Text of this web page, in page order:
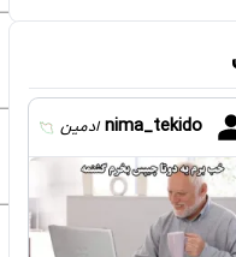
nima_tekido ادمین